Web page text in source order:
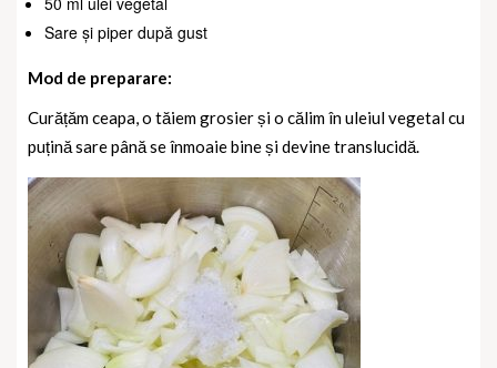
Sare și piper după gust
Mod de preparare:
Curățăm ceapa, o tăiem grosier și o călim în uleiul vegetal cu
puțină sare până se înmoaie bine și devine translucidă.